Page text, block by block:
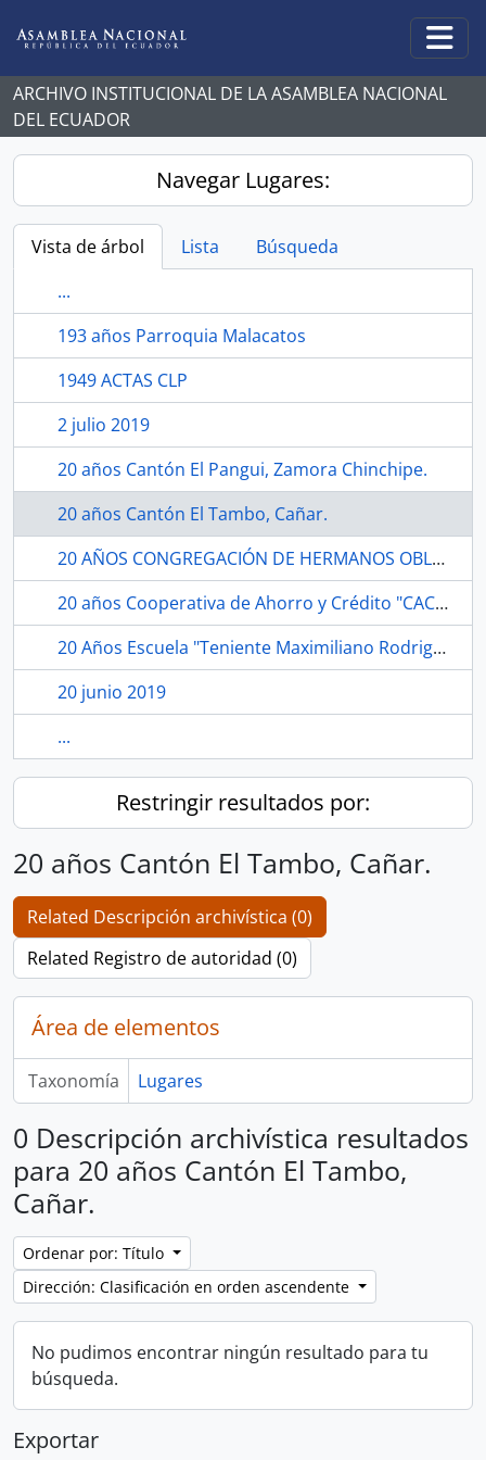
ARCHIVO INSTITUCIONAL DE LA ASAMBLEA NACIONAL
DEL ECUADOR
Navegar Lugares:
Vista de árbol Lista
Búsqueda
...
193 años Parroquia Malacatos
1949 ACTAS CLP
2 julio 2019
20 años Cantón El Pangui, Zamora Chinchipe.
20 años Cantón El Tambo, Cañar.
20 AÑOS CONGREGACIÓN DE HERMANOS OBLATOS DE SAN FRANCISCO DE SALES DEL CANTÓN MANTA.
20 años Cooperativa de Ahorro y Crédito "CACPE LOJA", Loja.
20 Años Escuela "Teniente Maximiliano Rodriguez", Guaranda, Bolívar.
20 junio 2019
...
Restringir resultados por:
20 años Cantón El Tambo, Cañar.
Related Descripción archivística (0)
Related Registro de autoridad (0)
Área de elementos
Taxonomía Lugares
0 Descripción archivística resultados
para 20 años Cantón El Tambo,
Cañar.
Ordenar por: Título
Dirección: Clasificación en orden ascendente
No pudimos encontrar ningún resultado para tu
búsqueda.
Exportar